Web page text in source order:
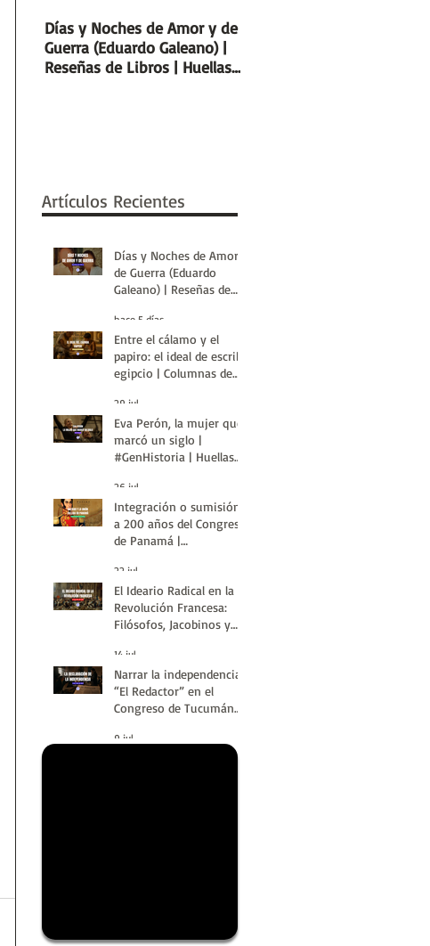
Días y Noches de Amor y de
Guerra (Eduardo Galeano) |
Reseñas de Libros | Huellas
Artículos Recientes
Días y Noches de Amor y
de Guerra (Eduardo
Galeano) | Reseñas de
Historia
hace 5 días
Entre el cálamo y el
papiro: el ideal de escriba
egipcio | Columnas de
Historia
29 jul
Eva Perón, la mujer que
marcó un siglo |
#GenHistoria | Huellas
26 jul
Integración o sumisión:
a 200 años del Congreso
de Panamá |
as | Huellas de la
Historia
22 jul
El Ideario Radical en la
Revolución Francesa:
Filósofos, Jacobinos y
Historia
14 jul
Narrar la independencia:
“El Redactor” en el
Congreso de Tucumán
Huellas de la Historia
9 jul